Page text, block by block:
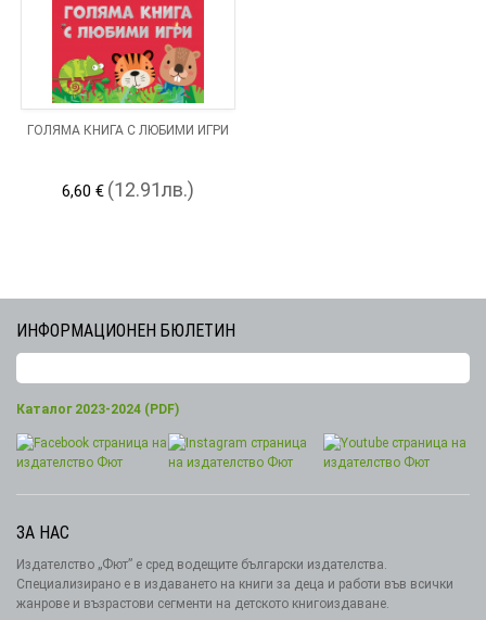
ГОЛЯМА КНИГА С ЛЮБИМИ ИГРИ
6,60 € (12.91лв.)
ИНФОРМАЦИОНЕН БЮЛЕТИН
Каталог 2023-2024 (PDF)
ЗА НАС
Издателство „Фют” е сред водещите български издателства.
Специализирано е в издаването на книги за деца и работи във всички
жанрове и възрастови сегменти на детското книгоиздаване.